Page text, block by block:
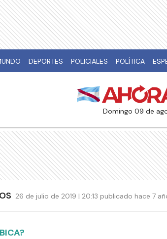
DEPORTES POLICIALES POLÍTICA
domingo 09 de
26 de julio de 2019 | 20:13 publicado hace 7